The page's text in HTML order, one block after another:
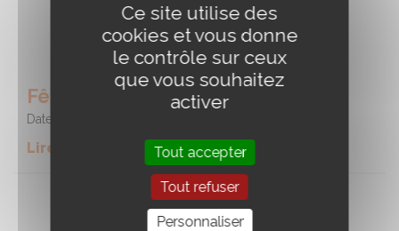
Fête du cheval
Date :
Lire la suite de l'event
Ce site utilise des
cookies et vous donne
le contrôle sur ceux
que vous souhaitez
activer
Tout accepter
Tout refuser
Personnaliser